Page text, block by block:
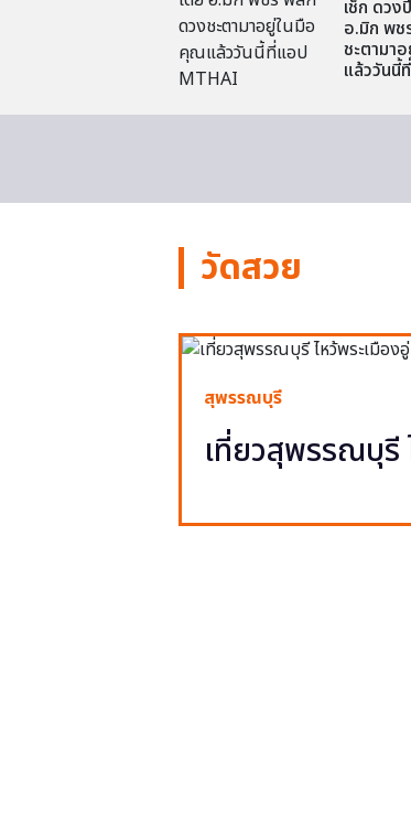
เช็ก ดวง
อ.มิก พช
ชะตามา
แล้ววันนี้
วัดสวย
สุพรรณบุรี
เที่ยวสุพรรณบุรี